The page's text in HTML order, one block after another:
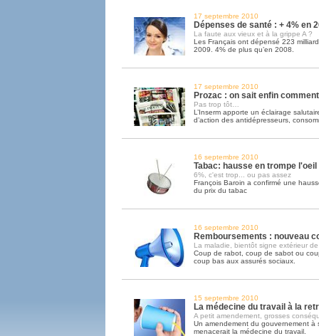
17 septembre 2010
Dépenses de santé : + 4% en
La faute aux vieux et à la grippe A ?
Les Français ont dépensé 223
2009. 4% de plus qu’en 2008.
17 septembre 2010
Prozac : on sait enfin
Pas trop tôt…
L’Inserm apporte un éclairage
d’action des antidépresseurs,
16 septembre 2010
Tabac: hausse en trompe l'oeil
6%, c'est trop... ou pas assez
François Baroin a confirmé une
du prix du tabac
16 septembre 2010
Remboursements : nouveau
La maladie, bientôt signe extérieur
Coup de rabot, coup de sabot ou
coup bas aux assurés sociaux.
15 septembre 2010
La médecine du travail à la
A petit amendement, grosses
Un amendement du gouvernement à
menacerait la médecine du travail.